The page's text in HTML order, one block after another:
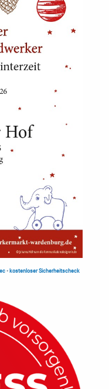
• kostenloser Sicherheitscheck